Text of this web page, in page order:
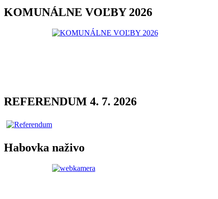
KOMUNÁLNE VOĽBY 2026
REFERENDUM 4. 7. 2026
Habovka naživo